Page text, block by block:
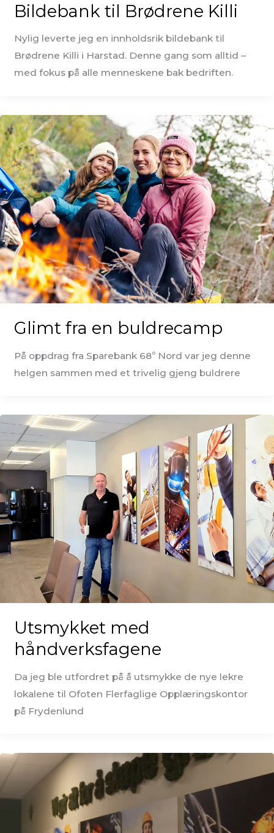
Bildebank til Brødrene Killi
Nylig leverte jeg en innholdsrik bildebank til
Brødrene Killi i Harstad. Denne gang som alltid –
med fokus på alle menneskene bak bedriften.
Glimt fra en buldrecamp
På oppdrag fra Sparebank 68º Nord var jeg denne
helgen sammen med et trivelig gjeng buldrere
Utsmykket med
håndverksfagene
Da jeg ble utfordret på å utsmykke de nye lekre
lokalene til Ofoten Flerfaglige Opplæringskontor
på Frydenlund